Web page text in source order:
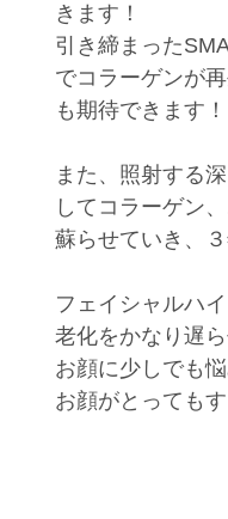
きます！
引き締まった
でコラーゲンが
も期待できます！
また、照射する
してコラーゲン
蘇らせていき、
フェイシャルハ
老化をかなり遅
お顔に少しでも
お顔がとっても